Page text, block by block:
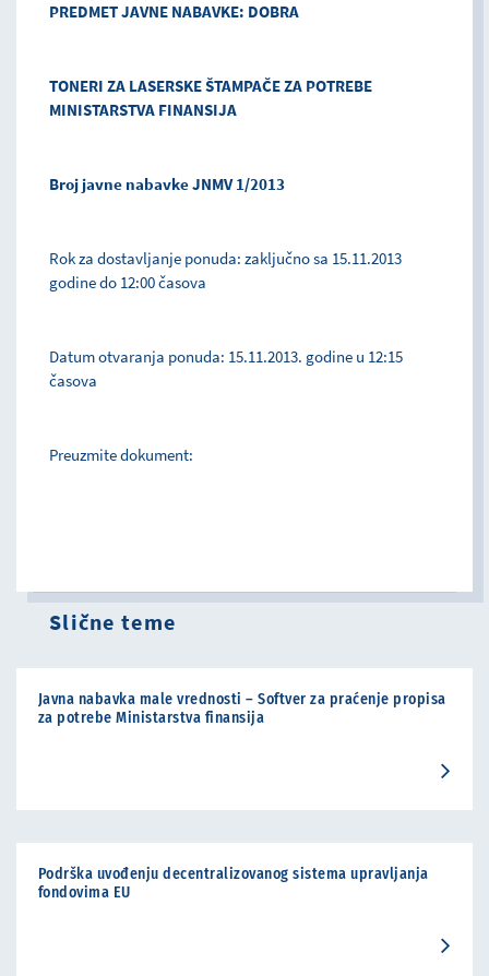
PREDMET JAVNE NABAVKE: DOBRA
TONERI ZA LASERSKE ŠTAMPAČE ZA POTREBE
MINISTARSTVA FINANSIJA
Broj javne nabavke JNMV 1/2013
Rok za dostavljanje ponuda: zaključno sa 15.11.2013
godine do 12:00 časova
Datum otvaranja ponuda: 15.11.2013. godine u 12:15
časova
Preuzmite dokument:
Slične teme
Javna nabavka male vrednosti – Softver za praćenje propisa
za potrebe Ministarstva finansija
Podrška uvođenju decentralizovanog sistema upravljanja
fondovima EU